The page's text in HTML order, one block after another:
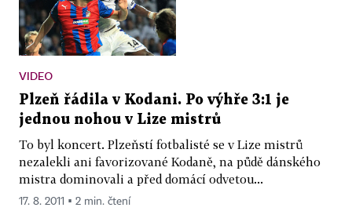
VIDEO
Plzeň řádila v Kodani. Po výhře 3:1 je
jednou nohou v Lize mistrů
To byl koncert. Plzeňstí fotbalisté se v Lize mistrů
nezalekli ani favorizované Kodaně, na půdě dánského
mistra dominovali a před domácí odvetou...
17. 8. 2011 ▪ 2 min. čtení